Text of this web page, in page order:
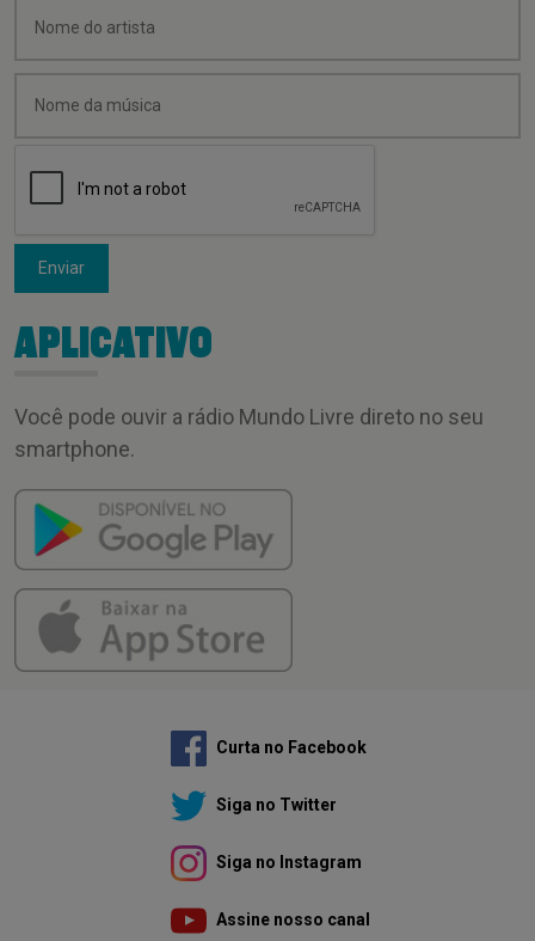
Enviar
APLICATIVO
Você pode ouvir a rádio Mundo Livre direto no seu
smartphone.
Curta no Facebook
Siga no Twitter
Siga no Instagram
Assine nosso canal